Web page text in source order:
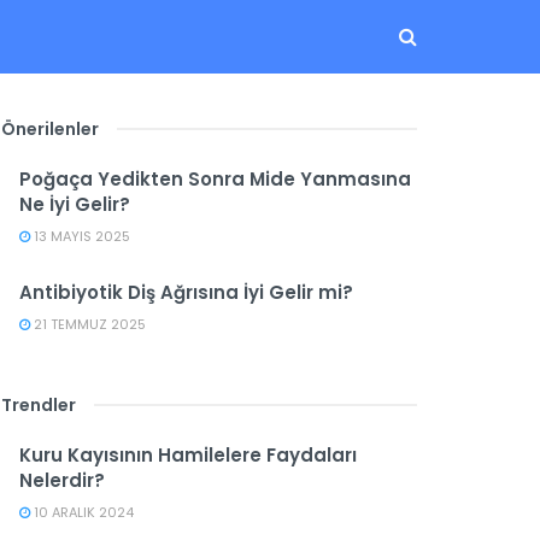
Önerilenler
Poğaça Yedikten Sonra Mide Yanmasına
Ne İyi Gelir?
13 MAYIS 2025
Antibiyotik Diş Ağrısına İyi Gelir mi?
21 TEMMUZ 2025
Trendler
Kuru Kayısının Hamilelere Faydaları
Nelerdir?
10 ARALIK 2024